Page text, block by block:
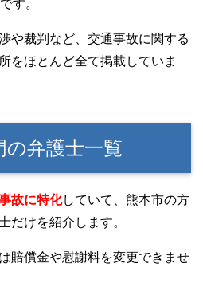
す。
や裁判など、交通事故に関する
をほとんど全て掲載していま
の弁護士一覧
故に特化していて、熊本市の方
だけを紹介します。
賠償金や慰謝料を変更できませ